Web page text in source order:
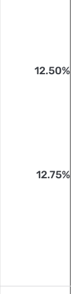
12.50%
12.75%